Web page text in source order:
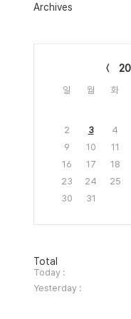
Archives
일 월 화
2
3 4
9
10 11
16
17 18
23
24 25
30
31
방
문
자
수
Total
Today :
Yesterday :